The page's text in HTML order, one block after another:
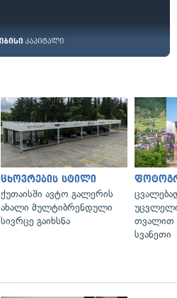
ცხოვრების სტილი
ქუთაისში ავტო გალერის
ახალი მულტიბრენდული
სივრცე გაიხსნა
თვალით
სვანეთი